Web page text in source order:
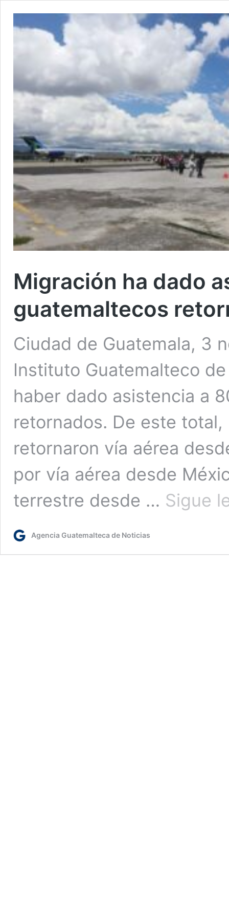
Migración ha dado
guatemaltecos
Ciudad de Guatemala, 3
Instituto Guatemalteco
haber dado asistencia a
retornados. De este
retornaron vía aérea
por vía aérea desde
terrestre desde … Sigue
Agencia Guatemalteca de Noticias